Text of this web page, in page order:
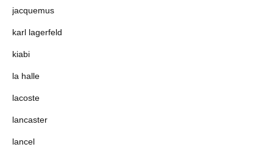
jacquemus
karl lagerfeld
kiabi
la halle
lacoste
lancaster
lancel